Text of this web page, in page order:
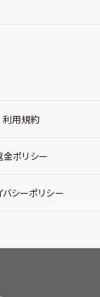
利用規約
金ポリシー
バシーポリシー